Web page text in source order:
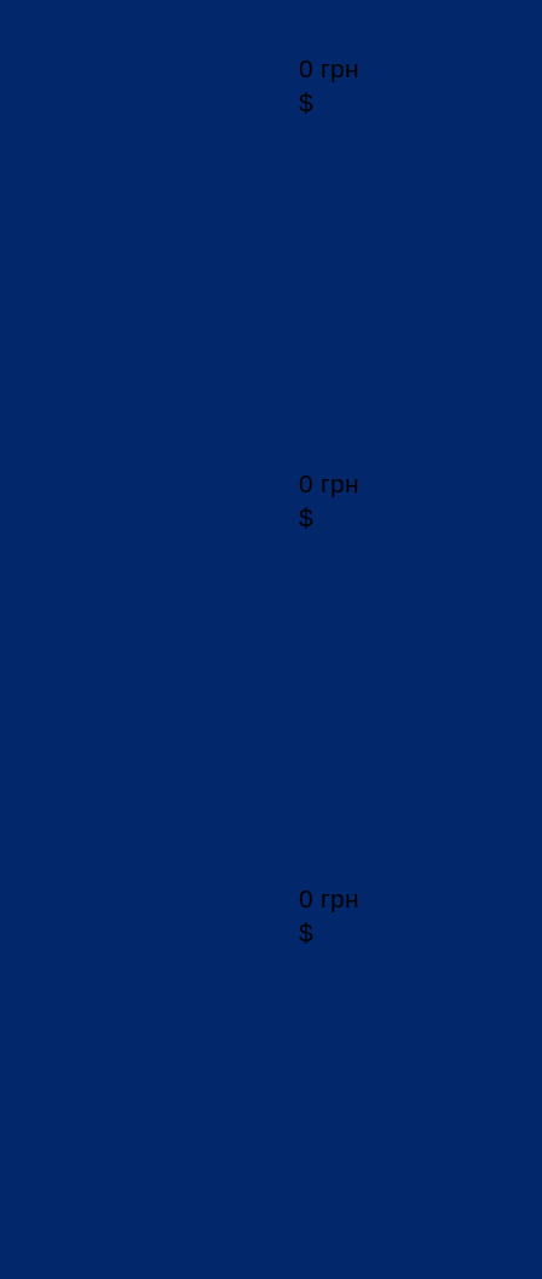
0 грн
$
0 грн
$
0 грн
$